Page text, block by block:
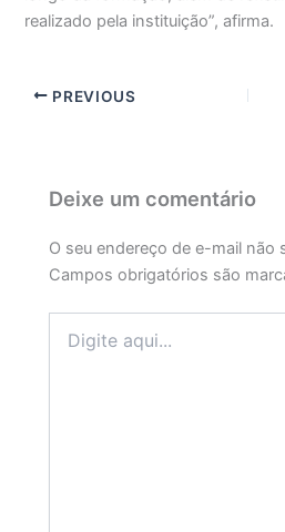
realizado pela instituição”, afirma.
PREVIOUS
Deixe um comentário
O seu endereço de e-mail não
Campos obrigatórios são
aqui...